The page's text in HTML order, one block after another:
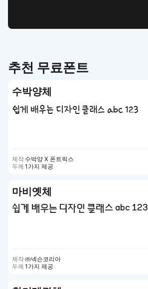
추천 무료폰트
수박양체
쉽게 배우는 디자인 클래스 abc 123
제작 수박양 X 폰트릭스
두께 1가지 제공
마비옛체
쉽게 배우는 디자인 클래스 abc 123
제작㈜넥슨코리아
두께 1가지 제공